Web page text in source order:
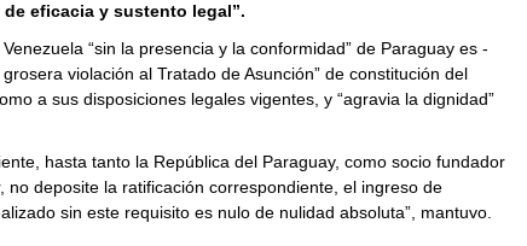
de eficacia y sustento legal”.
“sin la presencia y la conformidad” de Paraguay es -
violación al Tratado de Asunción” de constitución del
a sus disposiciones legales vigentes, y “agravia la dignidad”
hasta tanto la República del Paraguay, como socio fundador
no deposite la ratificación correspondiente, el ingreso de
sin este requisito es nulo de nulidad absoluta”, mantuvo.